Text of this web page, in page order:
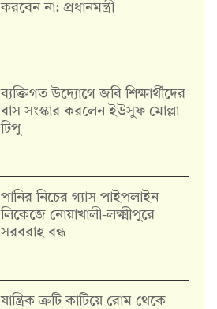
করবেন না: প্রধানমন্ত্রী
ব্যক্তিগত উদ্যোগে জবি শিক্ষার্থীদের
বাস সংস্কার করলেন ইউসুফ মোল্লা
টিপু
পানির নিচের গ্যাস পাইপলাইন
লিকেজে নোয়াখালী-লক্ষ্মীপুরে
সরবরাহ বন্ধ
যান্ত্রিক ত্রুটি কাটিয়ে রোম থেকে